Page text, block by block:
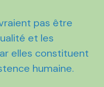
pas être
et les
elles constituent
humaine.